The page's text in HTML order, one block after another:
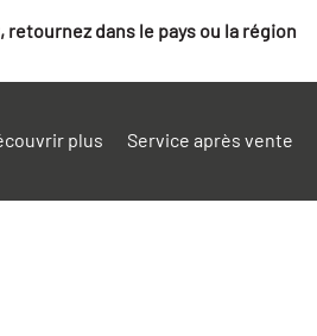
dans le pays ou la région
plus Service après vente